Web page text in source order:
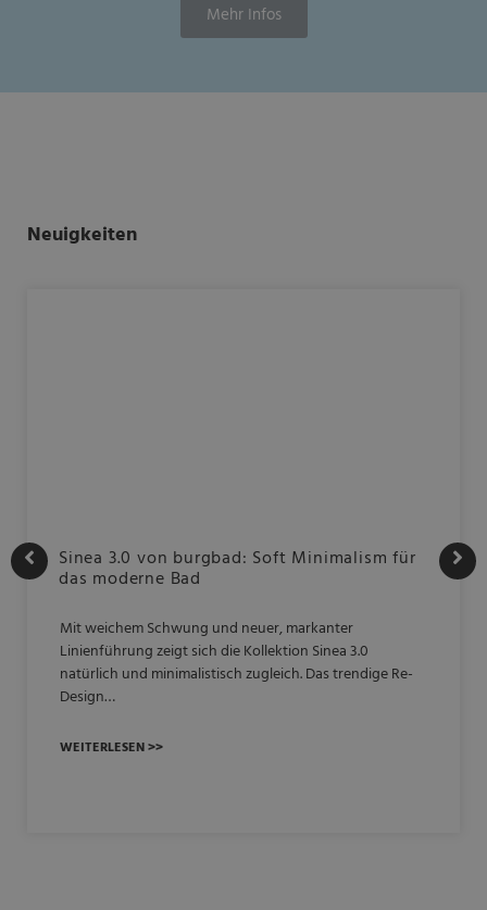
Mehr Infos
Neuigkeiten
Sinea 3.0 von burgbad: Soft Minimalism für
das moderne Bad
Mit weichem Schwung und neuer, markanter
Linienführung zeigt sich die Kollektion Sinea 3.0
natürlich und minimalistisch zugleich. Das trendige Re-
Design…
WEITERLESEN >>